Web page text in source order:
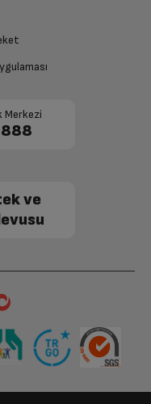
Merkezi
888
ve